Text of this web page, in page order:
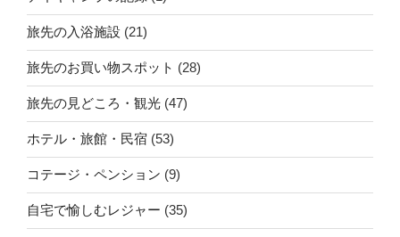
旅先の入浴施設 (21)
旅先のお買い物スポット (28)
旅先の見どころ・観光 (47)
ホテル・旅館・民宿 (53)
コテージ・ペンション (9)
自宅で愉しむレジャー (35)